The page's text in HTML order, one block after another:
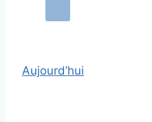
Aujourd’hui